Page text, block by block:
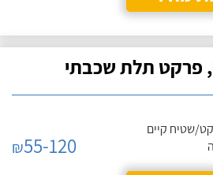
פרקט תלת שכבתי
שטיח קיים
₪55-120